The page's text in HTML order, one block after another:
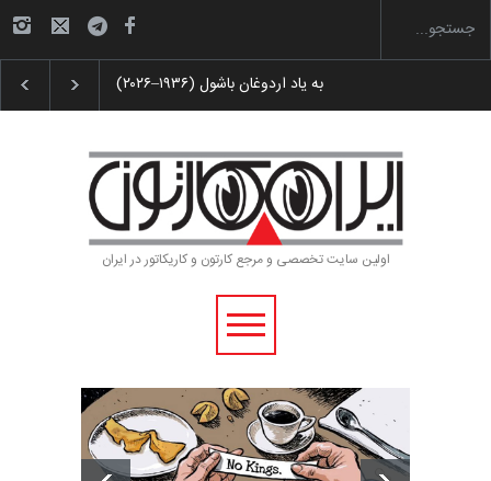
رویداد کارگاهی کارتون و پوستر «ایران سربلند»…
اولین سایت تخصصی و مرجع کارتون و کاریکاتور در ایران